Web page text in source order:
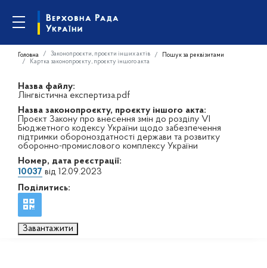
Головна Законопроєкти, проєкти інших актів
Пошук за реквізитами
Картка законопроєкту, проєкту іншого акта
Назва файлу:
Лінгвістична експертиза.pdf
Назва законопроєкту, проєкту іншого акта:
Проєкт Закону про внесення змін до розділу VI
Бюджетного кодексу України щодо забезпечення
підтримки обороноздатності держави та розвитку
оборонно-промислового комплексу України
Номер, дата реєстрації:
10037 від 12.09.2023
Поділитись:
Завантажити